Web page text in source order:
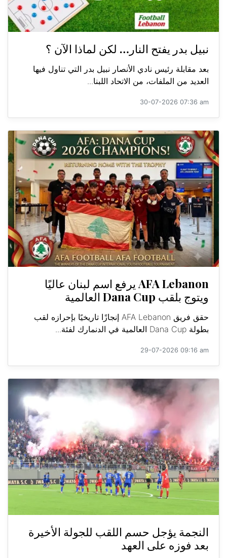
نبيل بدر يفتح النار… لكن لماذا الآن ؟
بعد مقابلة رئيس نادي الأنصار نبيل بدر التي تناول فيها
العديد من الملفات، من الاتحاد اللبنا...
30-07-2026 07:36 am
AFA Lebanon يرفع اسم لبنان عاليًا
ويتوج بلقب Dana Cup العالمية
حقق فريق AFA Lebanon إنجازًا تاريخيًا بإحرازه لقب
بطولة Dana Cup العالمية في الدنمارك لفئة...
29-07-2026 09:16 am
النجمة يؤجل حسم اللقب للجولة الأخيرة
بعد فوزه على العهد